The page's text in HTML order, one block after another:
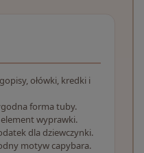
ołówki, kredki i
forma tuby.
wyprawki.
dla dziewczynki.
motyw capybara.